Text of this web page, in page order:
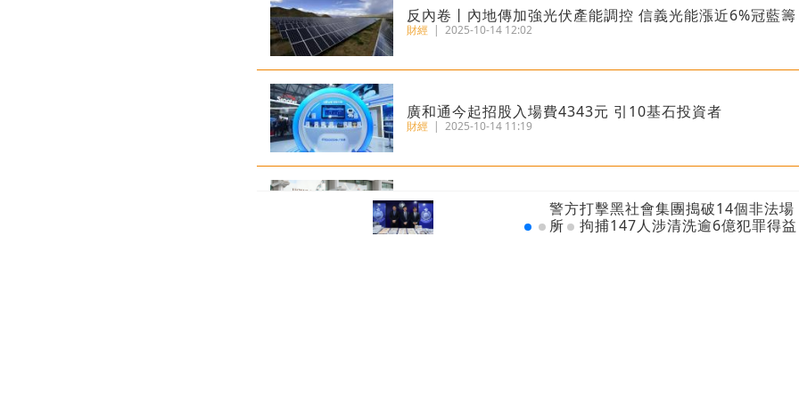
反內卷丨內地傳加強光伏產能調控 信義光能漲近6%冠藍籌
財經 | 2025-10-14 12:02
廣和通今起招股入場費4343元 引10基石投資者
財經 | 2025-10-14 11:19
港匯再觸7.85弱方保證 金管局200億接港元沽盤
財經| 2025-07-02 08:52
警方打擊黑社會集團搗破14個非法場
所 拘捕147人涉清洗逾6億犯罪得益
天文台錄得
紀錄以來最高